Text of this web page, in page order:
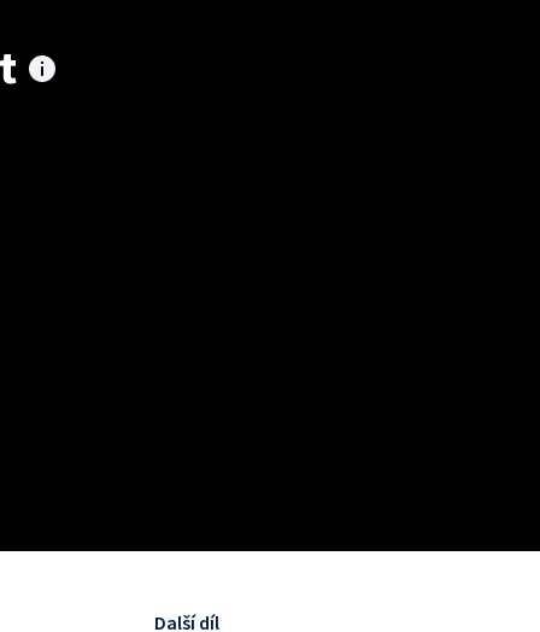
Další díl